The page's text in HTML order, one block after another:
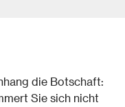
die Botschaft:
Sie sich nicht